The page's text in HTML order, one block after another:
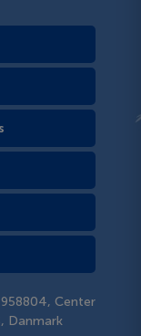
Center
Danmark